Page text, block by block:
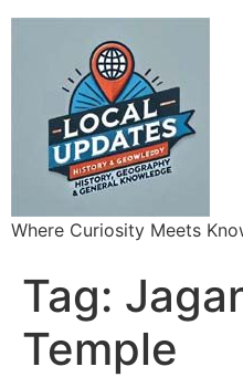
Where Curiosity Meets
Tag:
Temple